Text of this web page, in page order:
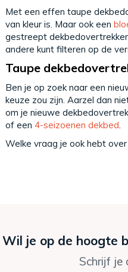
Met een effen taupe
van kleur is. Maar ook een
gestreept
andere kunt filteren op de
Taupe
Ben je op zoek naar een
keuze zou zijn. Aarzel dan
om je nieuwe
of een 4-seizoenen dekbed
Welke vraag je ook hebt
Wil je op de hoogte
Schrijf je